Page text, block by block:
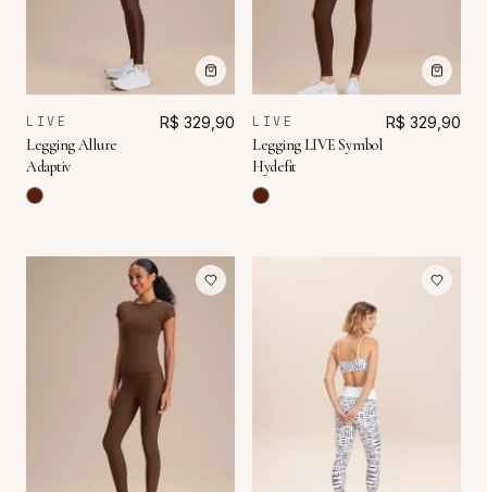
LIVE
Legging Allure
Adaptiv
R$ 329,90 LIVE
Legging LIVE Symbol
Hydefit
R$ 329,90